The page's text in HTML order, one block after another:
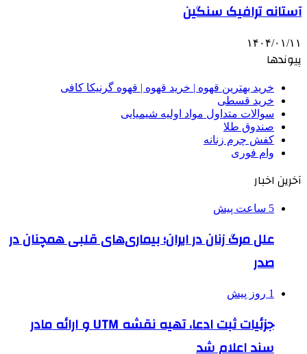
آستانه ترافیک سنگین
۱۴۰۴/۰۱/۱۱
پیوندها
خرید بهترین قهوه | خرید قهوه | قهوه گرنیکا کافی
خرید قسطی
سوالات متداول مواد اولیه شیمیایی
صندوق طلا
کفش چرم زنانه
وام فوری
آخرین اخبار
5 ساعت پیش
علل مرگ زنان در ایران؛ بیماری‌های قلبی همچنان در
صدر
1 روز پیش
جزئیات ثبت ادعا، تهیه نقشه UTM و ارائه مادر
سند اعلام شد